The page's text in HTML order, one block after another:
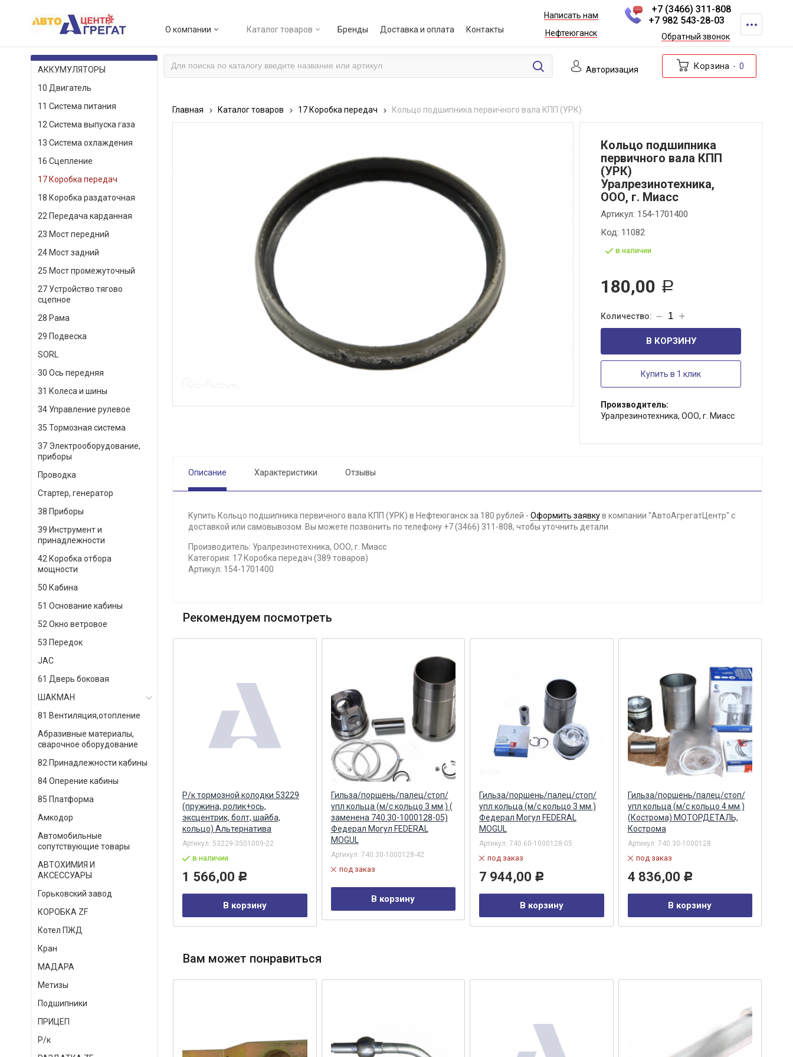
О компании Каталог товаров Бренды Доставка и оплата Контакты
Написать нам
Нефтеюганск
+7 (3466) 311-808
+7 982 543-28-03
Обратный звонок
КАТАЛОГ ТОВАРОВ Авторизация Корзина 0
АККУМУЛЯТОРЫ
10 Двигатель
11 Система питания
12 Система выпуска газа
13 Система охлаждения
16 Сцепление
17 Коробка передач
18 Коробка раздаточная
22 Передача карданная
23 Мост передний
24 Мост задний
25 Мост промежуточный
27 Устройство тягово
сцепное
28 Рама
29 Подвеска
SORL
30 Ось передняя
31 Колеса и шины
34 Управление рулевое
35 Тормозная система
37 Электрооборудование,
приборы
Проводка
Стартер, генератор
38 Приборы
39 Инструмент и
принадлежности
42 Коробка отбора
мощности
50 Кабина
51 Основание кабины
52 Окно ветровое
53 Передок
JAC
61 Дверь боковая
ШАКМАН
81 Вентиляция,отопление
Абразивные материалы,
сварочное оборудование
82 Принадлежности кабины
84 Оперение кабины
85 Платформа
Амкодор
Автомобильные
сопутствующие товары
АВТОХИМИЯ И
АКСЕССУАРЫ
Горьковский завод
КОРОБКА ZF
Котел ПЖД
Кран
МАДАРА
Метизы
Подшипники
ПРИЦЕП
Р/к
Главная Каталог товаров 17 Коробка передач Кольцо подшипника первичного вала КПП (УРК)
Кольцо подшипника
первичного вала КПП
(УРК)
Уралрезинотехника,
ООО, г. Миасс
Артикул: 154-1701400
Код: 11082
в наличии
180,00 Р
В КОРЗИНУ
Купить в 1 клик
Производитель:
Уралрезинотехника, ООО, г. Миасс
Описание Характеристики Отзывы
Купить Кольцо подшипника первичного вала КПП (УРК) в Нефтеюганск за 180 рублей - Оформить заявкув компании "АвтоАгрегатЦентр" с
доставкой или самовывозом. Вы можете позвонить по телефону +7 (3466) 311-808, чтобы уточнить детали.
Производитель: Уралрезинотехника, ООО, г. Миасс
Категория: 17 Коробка передач (389 товаров)
Артикул: 154-1701400
Рекомендуем посмотреть
Гильза/поршень/палец/стоп/
упл кольца (м/с кольцо 3 мм.)
Федерал Могул FEDERAL
Артикул:740.30-1000128-08
15 537,00
Р/к тормозной колодки 53229
(пружина, ролик+ось,
эксцентрик, болт, шайба,
кольцо) Альтернатива
Артикул: 53229-3501009-22
в наличии
1 566,00 Р
В корзину
Гильза/поршень/палец/стоп/
упл кольца (м/с кольцо 3 мм.) (
заменена 740.30-1000128-05)
Федерал Могул FEDERAL
MOGUL
Артикул: 740.30-1000128-42
под заказ
В корзину
Гильза/поршень/палец/стоп/
упл кольца (м/с кольцо 3 мм.)
Федерал Могул FEDERAL
MOGUL
Артикул: 740.60-1000128-05
под заказ
7 944,00 Р
В корзину
Гильза/поршень/палец/стоп/
упл кольца (м/с кольцо 4 мм.)
(Кострома) МОТОРДЕТАЛЬ,
Кострома
Артикул: 740.30-1000128
под заказ
4 836,00 Р
В корзину
Вам может понравиться